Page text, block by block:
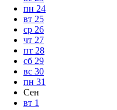
пн 24
вт 25
ср 26
чт 27
пт 28
сб 29
вс 30
пн 31
Сен
вт 1